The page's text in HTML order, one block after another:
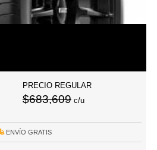
PRECIO REGULAR
$683,609 c/u
ENVÍO GRATIS